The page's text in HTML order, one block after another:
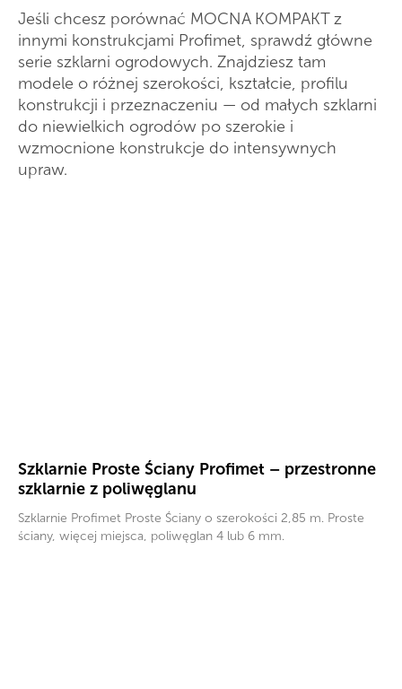
Jeśli chcesz porównać MOCNA KOMPAKT z
innymi konstrukcjami Profimet, sprawdź główne
serie szklarni ogrodowych. Znajdziesz tam
modele o różnej szerokości, kształcie, profilu
konstrukcji i przeznaczeniu — od małych szklarni
do niewielkich ogrodów po szerokie i
wzmocnione konstrukcje do intensywnych
upraw.
Szklarnie Proste Ściany Profimet – przestronne
szklarnie z poliwęglanu
Szklarnie Profimet Proste Ściany o szerokości 2,85 m. Proste
ściany, więcej miejsca, poliwęglan 4 lub 6 mm.